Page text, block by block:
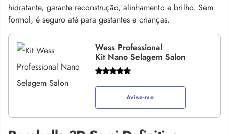
hidratante, garante reconstrução, alinhamento e brilho. Sem
formol, é seguro até para gestantes e crianças.
Wess Professional
Kit Nano Selagem Salon
Avise-me